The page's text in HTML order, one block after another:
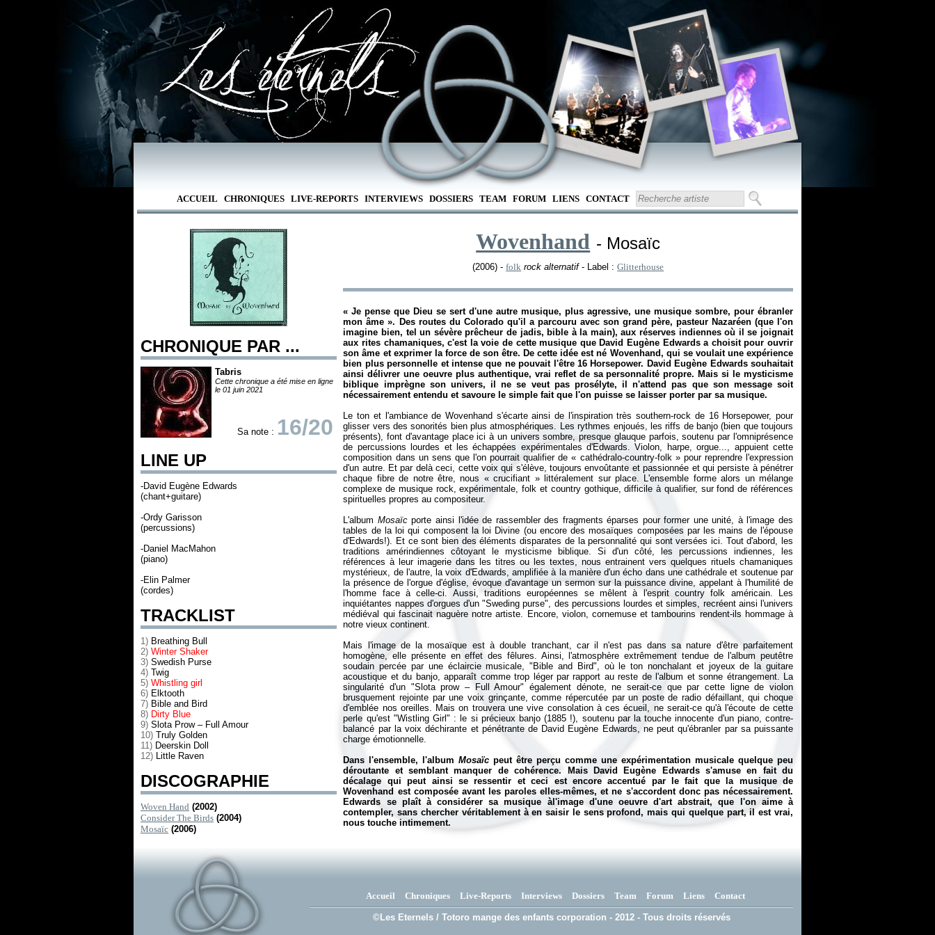
ACCUEIL CHRONIQUES LIVE-REPORTS INTERVIEWS DOSSIERS TEAM FORUM LIENS CONTACT
CHRONIQUE PAR ...
Tabris
Cette chronique a été mise en ligne
le 01 juin 2021
Sa note : 16/20
LINE UP
-David Eugène Edwards
(chant+guitare)
-Ordy Garisson
(percussions)
-Daniel MacMahon
(piano)
-Elin Palmer
(cordes)
TRACKLIST
1) Breathing Bull
2) Winter Shaker
3) Swedish Purse
4) Twig
5) Whistling girl
6) Elktooth
7) Bible and Bird
8) Dirty Blue
9) Slota Prow – Full Amour
10) Truly Golden
11) Deerskin Doll
12) Little Raven
DISCOGRAPHIE
Woven Hand (2002)
Consider The Birds (2004)
Mosaïc (2006)
Wovenhand - Mosaïc
(2006) -folk rock alternatif- Label :Glitterhouse
«Je pense que Dieu se sert d'une autre musique, plus agressive, une musique sombre, pour ébranler
mon âme». Des routes du Colorado qu'il a parcouru avec son grand père, pasteur Nazaréen (que l'on
imagine bien, tel un sévère prêcheur de jadis, bible à la main), aux réserves indiennes où il se joignait
aux rites chamaniques, c'est la voie de cette musique que David Eugène Edwards a choisit pour ouvrir
son âme et exprimer la force de son être. De cette idée est né Wovenhand, qui se voulait une expérience
bien plus personnelle et intense que ne pouvait l'être 16 Horsepower. David Eugène Edwards souhaitait
ainsi délivrer une oeuvre plus authentique, vrai reflet de sa personnalité propre. Mais si le mysticisme
biblique imprègne son univers, il ne se veut pas prosélyte, il n'attend pas que son message soit
nécessairement entendu et savoure le simple fait que l'on puisse se laisser porter par sa musique.
Le ton et l'ambiance de Wovenhand s'écarte ainsi de l'inspiration très southern-rock de 16 Horsepower, pour
glisser vers des sonorités bien plus atmosphériques. Les rythmes enjoués, les riffs de banjo (bien que toujours
présents), font d'avantage place ici à un univers sombre, presque glauque parfois, soutenu par l'omniprésence
de percussions lourdes et les échappées expérimentales d'Edwards. Violon, harpe, orgue..., appuient cette
composition dans un sens que l'on pourrait qualifier de « cathédralo-country-folk» pour reprendre l'expression
d'un autre. Et par delà ceci, cette voix qui s'élève, toujours envoûtante et passionnée et qui persiste à pénétrer
chaque fibre de notre être, nous «crucifiant » littéralement sur place. L'ensemble forme alors un mélange
complexe de musique rock, expérimentale, folk et country gothique, difficile à qualifier, sur fond de références
spirituelles propres au compositeur.
L'album Mosaïcporte ainsi l'idée de rassembler des fragments éparses pour former une unité, à l'image des
tables de la loi qui composent la loi Divine (ou encore des mosaïques composées par les mains de l'épouse
d'Edwards!). Et ce sont bien des éléments disparates de la personnalité qui sont versées ici. Tout d'abord, les
traditions amérindiennes côtoyant le mysticisme biblique. Si d'un côté, les percussions indiennes, les
références à leur imagerie dans les titres ou les textes, nous entrainent vers quelques rituels chamaniques
mystérieux, de l'autre, la voix d'Edwards, amplifiée à la manière d'un écho dans une cathédrale et soutenue par
la présence de l'orgue d'église, évoque d'avantage un sermon sur la puissance divine, appelant à l'humilité de
l'homme face à celle-ci. Aussi, traditions européennes se mêlent à l'esprit country folk américain. Les
inquiétantes nappes d'orgues d'un "Sweding purse", des percussions lourdes et simples, recréent ainsi l'univers
médiéval qui fascinait naguère notre artiste. Encore, violon, cornemuse et tambourins rendent-ils hommage à
notre vieux continent.
Mais l'image de la mosaïque est à double tranchant, car il n'est pas dans sa nature d'être parfaitement
homogène, elle présente en effet des fêlures. Ainsi, l'atmosphère extrêmement tendue de l'album peutêtre
soudain percée par une éclaircie musicale, "Bible and Bird", où le ton nonchalant et joyeux de la guitare
acoustique et du banjo, apparaît comme trop léger par rapport au reste de l'album et sonne étrangement. La
singularité d'un "Slota prow – Full Amour" également dénote, ne serait-ce que par cette ligne de violon
brusquement rejointe par une voix grinçante, comme répercutée par un poste de radio défaillant, qui choque
d'emblée nos oreilles. Mais on trouvera une vive consolation à ces écueil, ne serait-ce qu'à l'écoute de cette
perle qu'est "Wistling Girl" : le si précieux banjo (1885 !), soutenu par la touche innocente d'un piano, contre-
balancé par la voix déchirante et pénétrante de David Eugène Edwards, ne peut qu'ébranler par sa puissante
charge émotionnelle.
Dans l'ensemble, l'albumMosaïc peut être perçu comme une expérimentation musicale quelque peu
déroutante et semblant manquer de cohérence. Mais David Eugène Edwards s'amuse en fait du
décalage qui peut ainsi se ressentir et ceci est encore accentué par le fait que la musique de
Wovenhand est composée avant les paroles elles-mêmes, et ne s'accordent donc pas nécessairement.
Edwards se plaît à considérer sa musique àl'image d'une oeuvre d'art abstrait, que l'on aime à
contempler, sans chercher véritablement à en saisir le sens profond, mais qui quelque part, il est vrai,
nous touche intimement.
Accueil Chroniques Live-Reports Interviews Dossiers Team Forum Liens Contact
©Les Eternels / Totoro mange des enfants corporation - 2012 - Tous droits réservés